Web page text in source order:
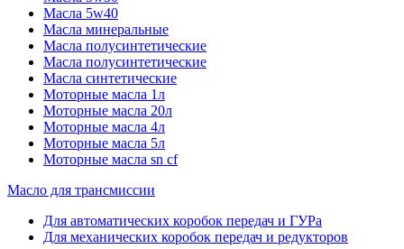
Масла 5w40
Масла минеральные
Масла полусинтетические
Масла полусинтетические
Масла синтетические
Моторные масла 1л
Моторные масла 20л
Моторные масла 4л
Моторные масла 5л
Моторные масла sn cf
Масло для трансмиссии
Для автоматических коробок передач и ГУРа
Для механических коробок передач и редукторов